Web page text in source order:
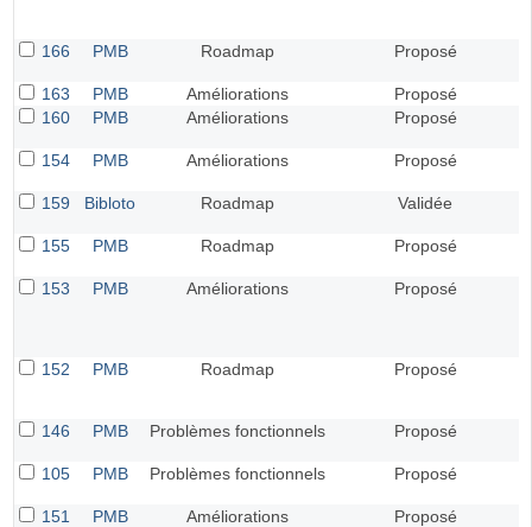
166 PMB Roadmap Proposé
163 PMB Améliorations Proposé
160
PMB Améliorations Proposé
154 PMB Améliorations Proposé
159 Bibloto Roadmap Validée
155 PMB Roadmap Proposé
153 PMB Améliorations Proposé
152 PMB Roadmap Proposé
146 PMB Problèmes fonctionnels Proposé
105 PMB Problèmes fonctionnels Proposé
151 PMB Améliorations Proposé